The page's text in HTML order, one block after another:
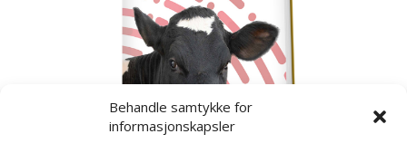
Behandle samtykke for
informasjonskapsler